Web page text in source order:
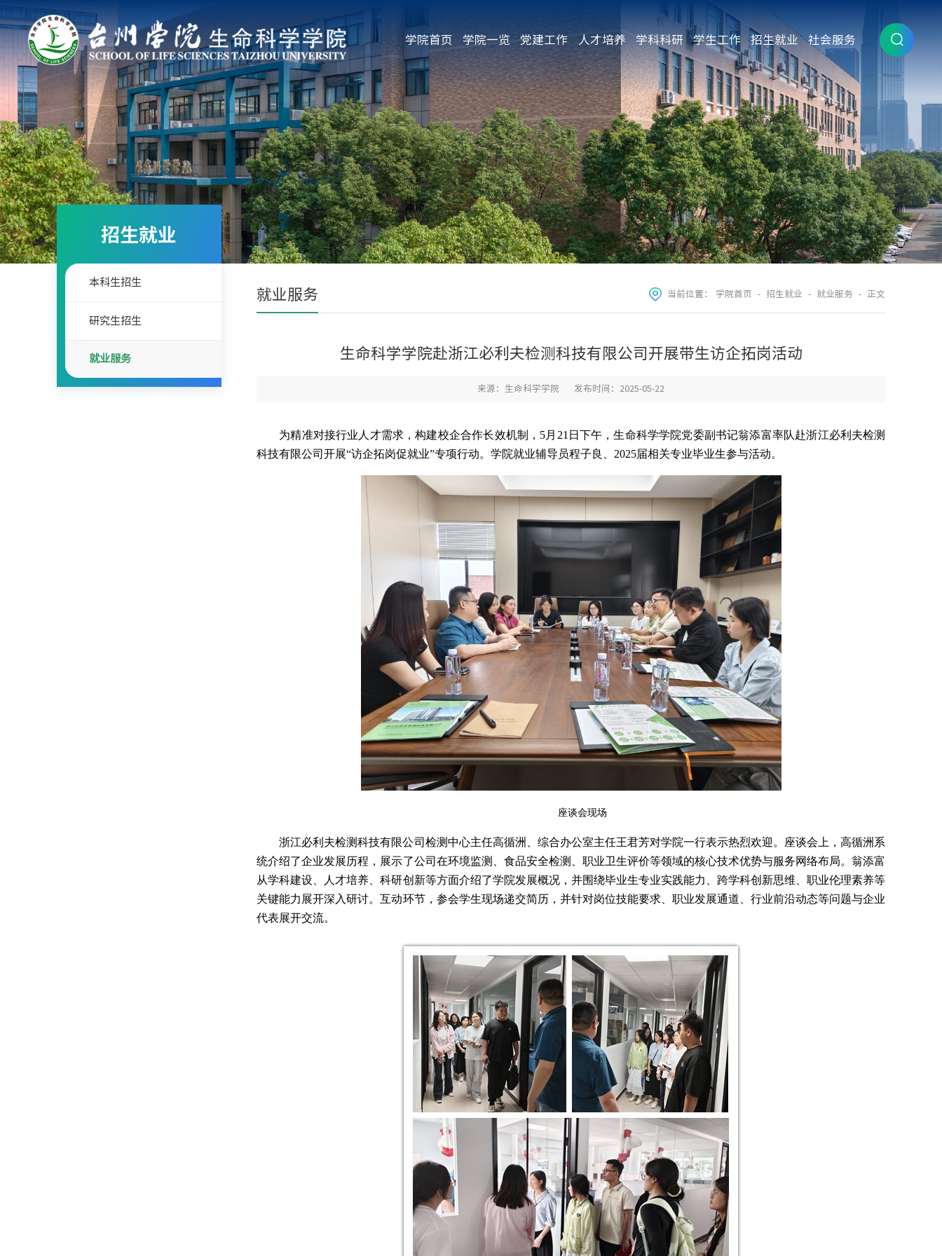
学院首页 学院一览 党建工作 人才培养 学科科研 学生工作 招生就业 社会服务
招生就业
本科生招生
研究生招生
就业服务
就业服务 当前位置： 学院首页 - 招生就业 - 就业服务 - 正文
生命科学学院赴浙江必利夫检测科技有限公司开展带生访企拓岗活动
来源：生命科学学院 发布时间：2025-05-22
为精准对接行业人才需求，构建校企合作长效机制，5月21日下午，生命科学学院党委副书记翁添富率队赴浙江必利夫检测
科技有限公司开展“访企拓岗促就业”专项行动。学院就业辅导员程子良、2025届相关专业毕业生参与活动。
座谈会现场
浙江必利夫检测科技有限公司检测中心主任高循洲、综合办公室主任王君芳对学院一行表示热烈欢迎。座谈会上，高循洲系
统介绍了企业发展历程，展示了公司在环境监测、食品安全检测、职业卫生评价等领域的核心技术优势与服务网络布局。翁添富
从学科建设、人才培养、科研创新等方面介绍了学院发展概况，并围绕毕业生专业实践能力、跨学科创新思维、职业伦理素养等
关键能力展开深入研讨。互动环节，参会学生现场递交简历，并针对岗位技能要求、职业发展通道、行业前沿动态等问题与企业
代表展开交流。